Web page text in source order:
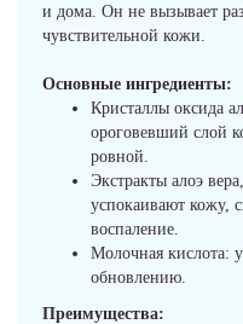
и дома. Он не вызывает
чувствительной кожи.
Основные ингредиенты:
Кристаллы оксида
ороговевший слой
ровной.
Экстракты алоэ
успокаивают кожу,
воспаление.
Молочная кислота:
обновлению.
Преимущества: